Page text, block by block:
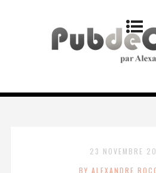
23 NOVEMBRE
BY ALEXANDRE